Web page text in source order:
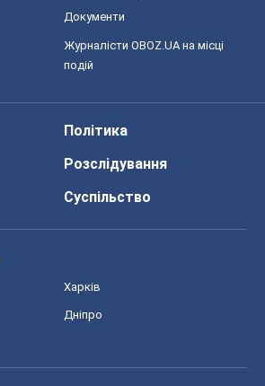
Документи
Журналісти OBOZ.UA на місці
подій
Політика
Розслідування
Суспільство
Харків
Дніпро